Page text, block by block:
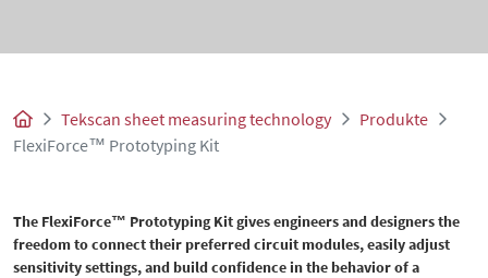
Tekscan sheet measuring technology
Produkte
FlexiForce™ Prototyping Kit
The FlexiForce™ Prototyping Kit gives engineers and designers the
freedom to connect their preferred circuit modules, easily adjust
sensitivity settings, and build confidence in the behavior of a